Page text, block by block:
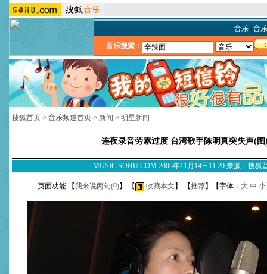
音乐| 音
音乐搜索：
搜狐首页 > 音乐频道首页 > 新闻 > 明星新闻
连夜录音劳累过度 台湾歌手陈明真突失声(图
MUSIC.SOHU.COM 2006年11月14日11:20 来源：搜狐
页面功能 【我来说两句(0)】 【 收藏本文 】 【推荐】【字体： 大 中 小